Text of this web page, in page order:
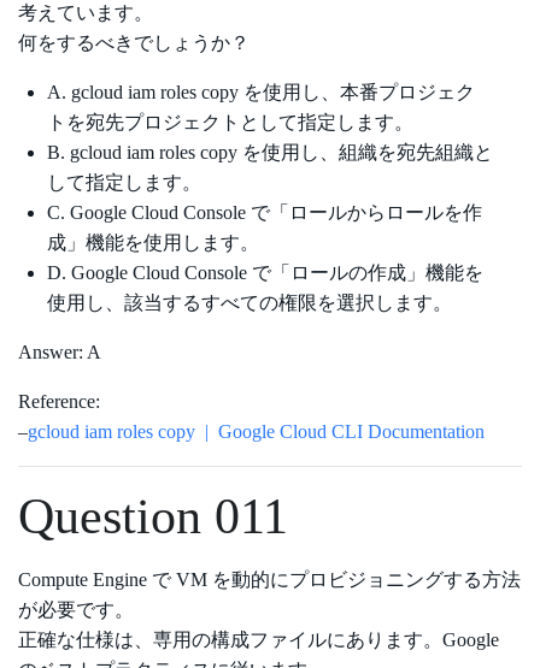
考えています。
何をするべきでしょうか？
A. gcloud iam roles copy を使用し、本番プロジェク
トを宛先プロジェクトとして指定します。
B. gcloud iam roles copy を使用し、組織を宛先組織と
して指定します。
C. Google Cloud Console で「ロールからロールを作
成」​​機能を使用します。
D. Google Cloud Console で「ロールの作成」機能を
使用し、該当するすべての権限を選択します。
Answer: A
Reference:
–gcloud iam roles copy | Google Cloud CLI Documentation
Question 011
Compute Engine で VM を動的にプロビジョニングする方法
が必要です。
正確な仕様は、専用の構成ファイルにあります。Google